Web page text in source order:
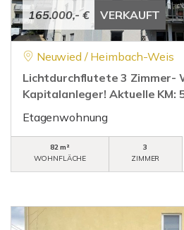
165.000,- € VERKAUFT
Neuwied / Heimbach-Weis
Lichtdurchflutete 3 Zimmer-
Kapitalanleger! Aktuelle KM:
Etagenwohnung
82 m²
WOHNFLÄCHE
3
ZIMMER